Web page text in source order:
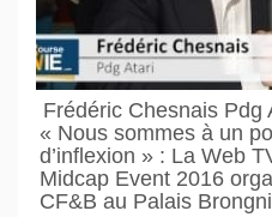
Frédéric Chesnais Pdg
« Nous sommes à un
d’inflexion » : La Web
Midcap Event 2016
CF&B au Palais